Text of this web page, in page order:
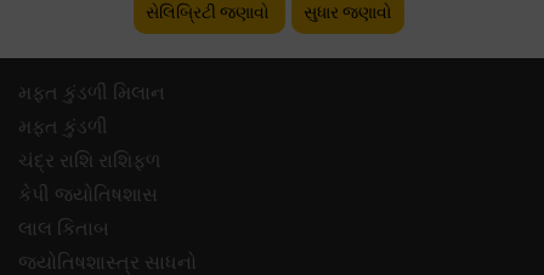
સેલિબ્રિટી જણાવો સુધાર જણાવો
મફ્ત કુંડળી મિલાન
મફ્ત કુંડળી
ચંદ્ર રાશિ રાશિફળ
કેપી જ્યોતિષશાસ
લાલ કિતાબ
જ્યોતિષશાસ્ત્ર સાધનો